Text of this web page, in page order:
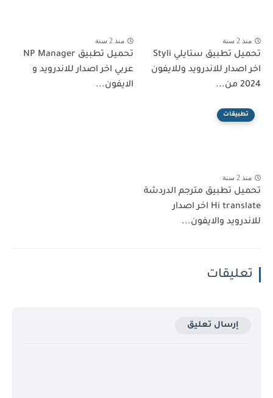
منذ 2 سنة
تحميل تطبيق ستايلي Styli
اخر اصدار للاندرويد وللايفون
2024 من...
منذ 2 سنة
تحميل تطبيق NP Manager
عربي اخر اصدار للاندرويد و
الايفون...
تطبيقات
منذ 2 سنة
تحميل تطبيق مترجم الدردشة
Hi translate اخر اصدار
للاندرويد والايفون...
تعليقات
إرسال تعليق